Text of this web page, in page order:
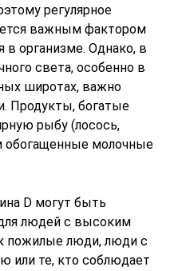
регулярное
важным фактором
в организме. Однако, в
света, особенно в
широтах, важно
Продукты, богатые
рыбу (лосось,
обогащенные молочные
D могут быть
людей с высоким
пожилые люди, люди с
или те, кто соблюдает